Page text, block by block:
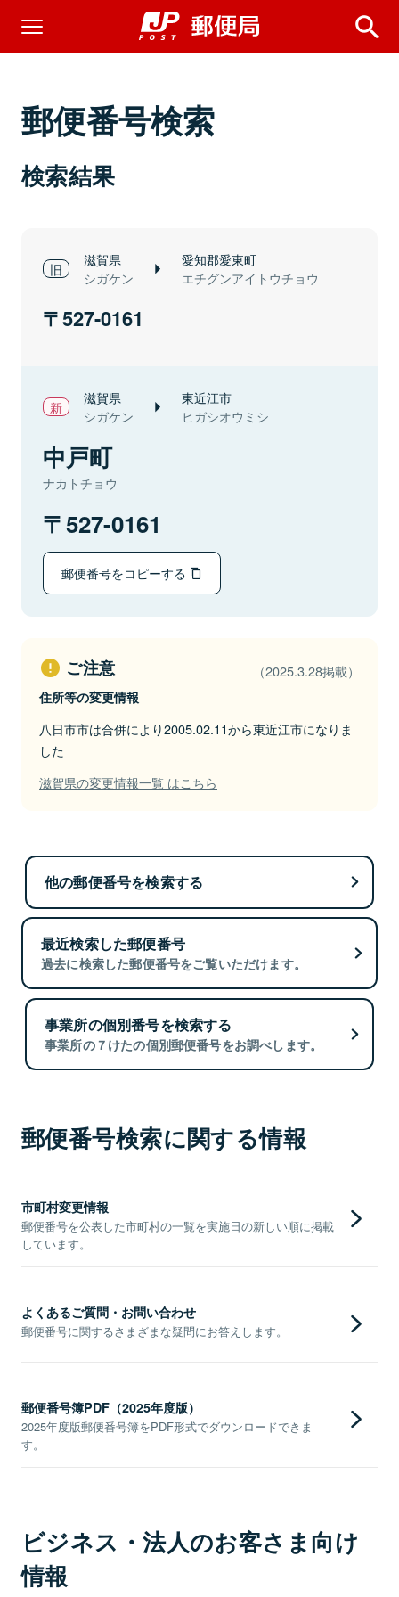
郵便番号検索
検索結果
滋賀県
シガケン
愛知郡愛東町
エチグンアイトウチョウ
527-0161
滋賀県
シガケン
東近江市
ヒガシオウミシ
中戸町
ナカトチョウ
527-0161
郵便番号をコピーする
ご注意 （2025.3.28掲載）
住所等の変更情報
八日市市は合併により2005.02.11から東近江市になりま
した
滋賀県の変更情報一覧 はこちら
他の郵便番号を検索する
最近検索した郵便番号
過去に検索した郵便番号をご覧いただけます。
事業所の個別番号を検索する
事業所の７けたの個別郵便番号をお調べします。
郵便番号検索に関する情報
市町村変更情報
郵便番号を公表した市町村の一覧を実施日の新しい順に掲載
しています。
よくあるご質問・お問い合わせ
郵便番号に関するさまざまな疑問にお答えします。
郵便番号簿PDF（2025年度版）
2025年度版郵便番号簿をPDF形式でダウンロードできま
す。
ビジネス・法人のお客さま向け
情報